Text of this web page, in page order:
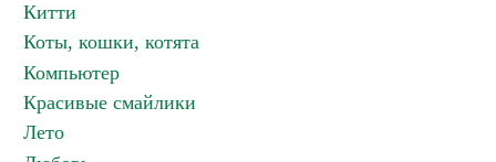
Китти
Коты, кошки, котята
Компьютер
Красивые смайлики
Лето